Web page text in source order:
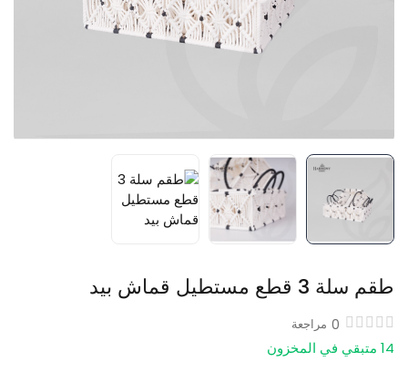
طقم سلة 3 قطع مستطيل قماش بيد
0 مراجعة
14 متبقي في المخزون